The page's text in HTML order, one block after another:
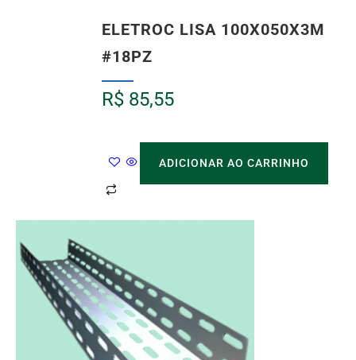
ELETROC LISA 100X050X3M
#18PZ
R$ 85,55
ADICIONAR AO CARRINHO